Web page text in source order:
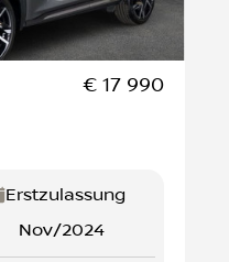
€ 17 990
Erstzulassung
Nov/2024